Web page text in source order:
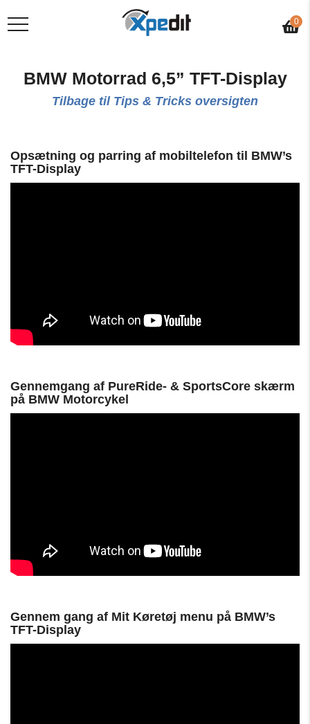
0
BMW Motorrad 6,5” TFT-Display
Tilbage til Tips & Tricks oversigten
Opsætning og parring af mobiltelefon til BMW’s
TFT-Display
Gennemgang af PureRide- & SportsCore skærm
på BMW Motorcykel
Gennem gang af Mit Køretøj menu på BMW’s
TFT-Display